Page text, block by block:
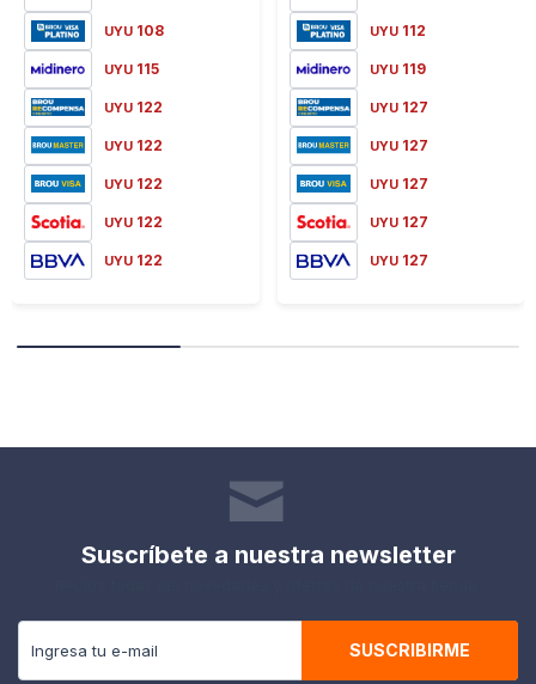
UYU 108
UYU 115
UYU 122
UYU 122
UYU 122
UYU 122
UYU 122
UYU 112
UYU 119
UYU 127
UYU 127
UYU 127
UYU 127
UYU 127
Suscríbete a nuestra newsletter
SUSCRIBIRME